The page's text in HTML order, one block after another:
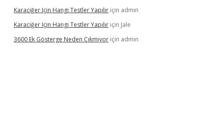
Karaciğer Için Hangi Testler Yapılır için admin
Karaciğer Için Hangi Testler Yapılır için Jale
3600 Ek Gösterge Neden Çıkmıyor için admin